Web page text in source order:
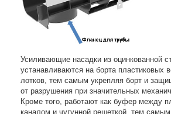
Усиливающие насадки из оцинкованной
устанавливаются на борта пластиковых
лотков, тем самым укрепляя борт и
от разрушения при значительных
Кроме того, работают как буфер между
каналом и чугунной решеткой, тем